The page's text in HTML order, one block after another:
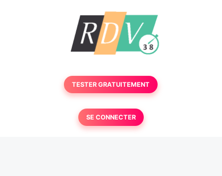
TESTER GRATUITEMENT
SE CONNECTER